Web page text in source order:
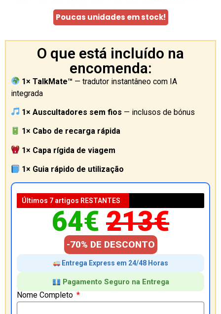
Poucas unidades em stock!
O que está incluído na
encomenda:
1× TalkMate™ — tradutor instantâneo com IA
integrada
1× Auscultadores sem fios — inclusos de bónus
1× Cabo de recarga rápida
1× Capa rígida de viagem
1× Guia rápido de utilização
Últimos 7 artigos RESTANTES
64€ 213€
-70% DE DESCONTO
Entrega Express em 24/48 Horas
Pagamento Seguro na Entrega
Nome Completo